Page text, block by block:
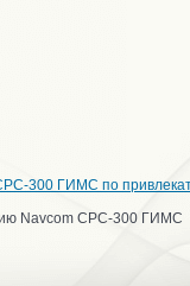
300 ГИМС по
Navcom CPC-300 ГИМС